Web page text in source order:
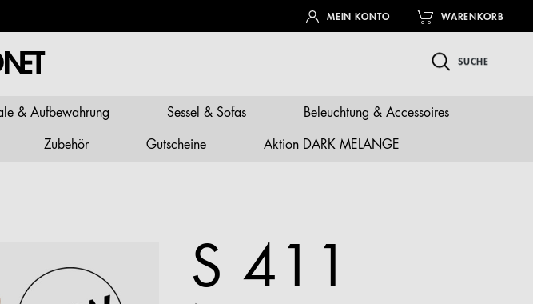
MEIN KONTO WARENKORB
SUCHE
& Aufbewahrung Sessel & Sofas Beleuchtung & Accessoires
Zubehör Gutscheine Aktion DARK MELANGE
S 411